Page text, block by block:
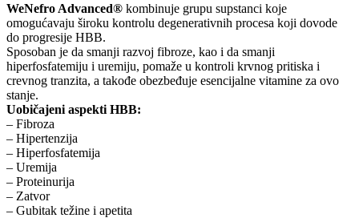
WeNefro Advanced® kombinuje grupu supstanci koje
omogućavaju široku kontrolu degenerativnih procesa koji dovode
do progresije HBB.
Sposoban je da smanji razvoj fibroze, kao i da smanji
hiperfosfatemiju i uremiju, pomaže u kontroli krvnog pritiska i
crevnog tranzita, a takođe obezbeđuje esencijalne vitamine za ovo
stanje.
Uobičajeni aspekti HBB:
– Fibroza
– Hipertenzija
– Hiperfosfatemija
– Uremija
– Proteinurija
– Zatvor
– Gubitak težine i apetita